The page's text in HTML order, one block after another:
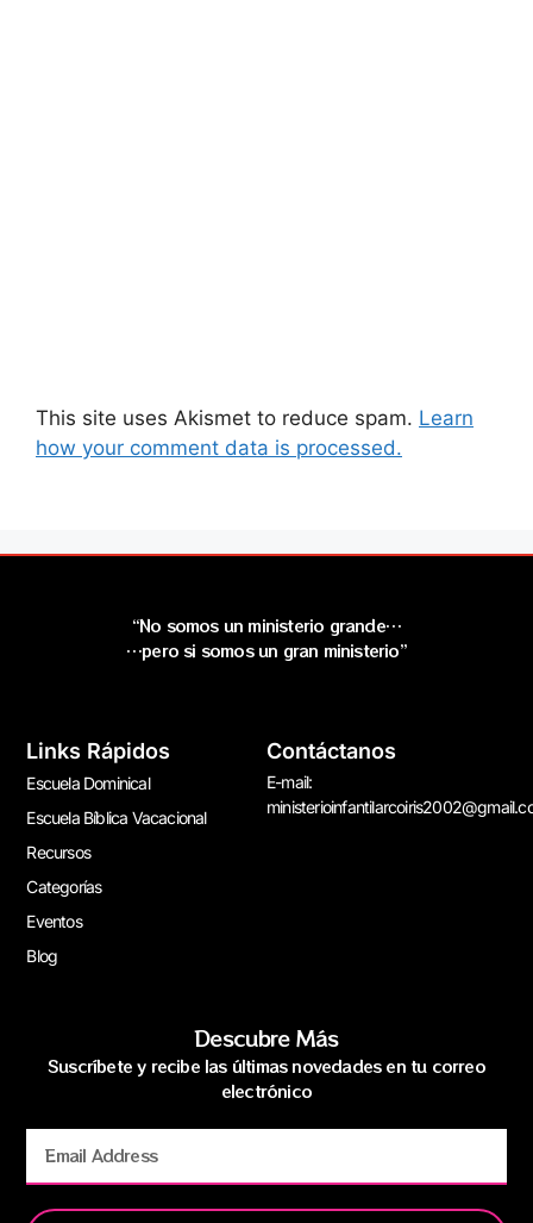
This site uses Akismet to reduce spam. Learn
how your comment data is processed.
“No somos un ministerio grande…
…pero si somos un gran ministerio”
Links Rápidos
Escuela Dominical
Escuela Bíblica Vacacional
Recursos
Categorías
Eventos
Blog
Contáctanos
E-mail:
Descubre Más
Suscríbete y recibe las últimas novedades en tu correo
electrónico